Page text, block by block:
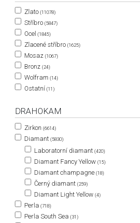
Zlato (11078)
Stříbro (5847)
Ocel (1845)
Zlacené stříbro (1625)
Mosaz (1067)
Bronz (24)
Wolfram (14)
Ostatní (11)
DRAHOKAM
Zirkon (6614)
Diamant (5830)
Laboratorní diamant (420)
Diamant Fancy Yellow (15)
Diamant champagne (18)
Černý diamant (259)
Diamant Light Yellow (4)
Perla (718)
Perla South Sea (31)